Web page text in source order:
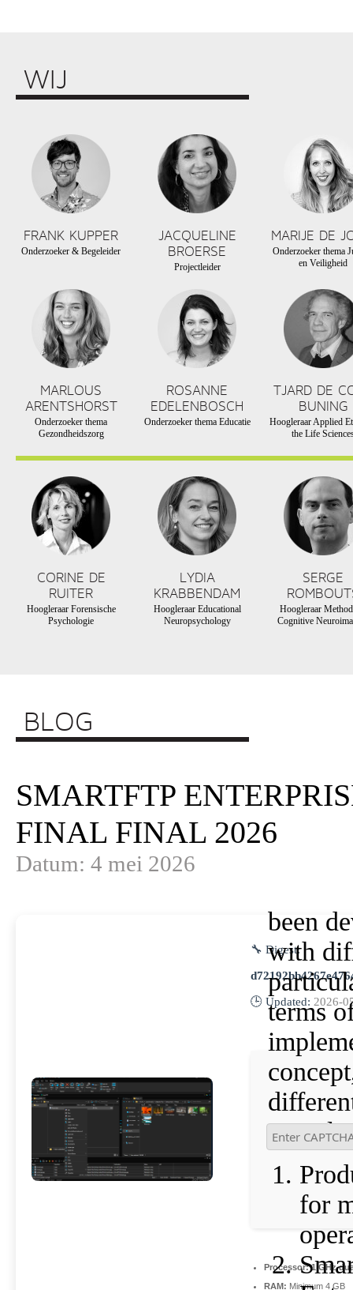
WIJ
FRANK KUPPER
Onderzoeker & Begeleider
JACQUELINE
BROERSE
Projectleider
MARIJE DE
Onderzoeker thema
en Veiligheid
MARLOUS
ARENTSHORST
Onderzoeker thema
Gezondheidszorg
ROSANNE
EDELENBOSCH
Onderzoeker thema Educatie
TJARD DE
BUNING
Hoogleraar Applied
the Life
CORINE DE
RUITER
Hoogleraar Forensische
Psychologie
LYDIA
KRABBENDAM
Hoogleraar Educational
Neuropsychology
SERGE
Hoogleraar
Cognitive
BLOG
SMARTFTP
FINAL FINAL 2026
Datum: 4 mei 2026
🔧 Digest:
🕒 Updated: 2026-
Processor:1 GHz
RAM: Minimum 4 GB
been
with
terms
for